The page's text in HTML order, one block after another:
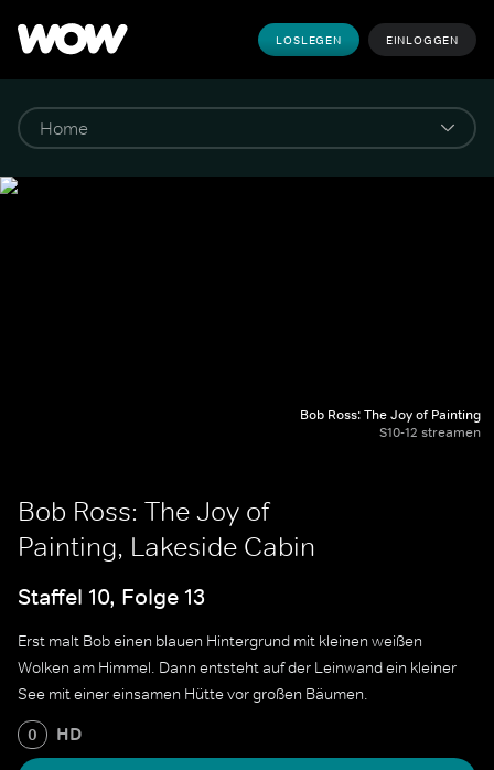
LOSLEGEN EINLOGGEN
Bob Ross: The Joy of Painting
S10-12 streamen
Bob Ross: The Joy of
Painting, Lakeside Cabin
Staffel 10, Folge 13
Erst malt Bob einen blauen Hintergrund mit kleinen weißen
Wolken am Himmel. Dann entsteht auf der Leinwand ein kleiner
See mit einer einsamen Hütte vor großen Bäumen.
0 HD